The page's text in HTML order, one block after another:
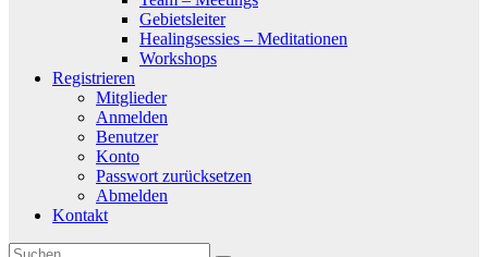
Gebietsleiter
Healingsessies – Meditationen
Workshops
Registrieren
Mitglieder
Anmelden
Benutzer
Konto
Passwort zurücksetzen
Abmelden
Kontakt